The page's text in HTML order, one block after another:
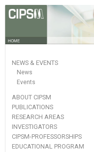
HOME
NEWS & EVENTS
News
Events
ABOUT CIPSM
PUBLICATIONS
RESEARCH AREAS
INVESTIGATORS
CIPSM-PROFESSORSHIPS
EDUCATIONAL PROGRAM